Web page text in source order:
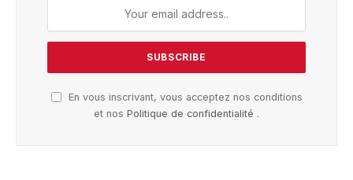
En vous inscrivant, vous acceptez nos conditions
et nos Politique de confidentialité .